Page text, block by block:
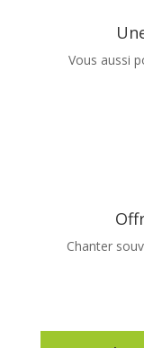
Vous aussi
Chanter